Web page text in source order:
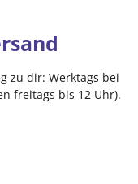
zu dir: Werktags bei
freitags bis 12 Uhr).